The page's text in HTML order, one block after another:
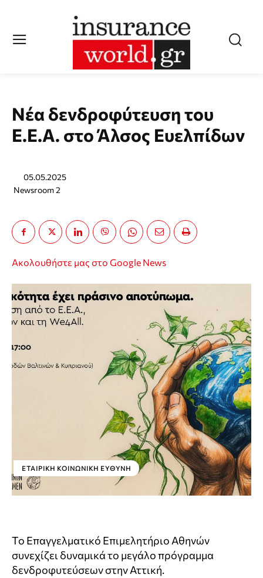
Νέα δενδροφύτευση του
Ε.Ε.Α. στο Άλσος Ευελπίδων
05.05.2025
Newsroom 2
Ακολουθήστε μας στο Google News
ΕΤΑΙΡΙΚΉ ΚΟΙΝΩΝΙΚΉ ΕΥΘΎΝΗ
Το Επαγγελματικό Επιμελητήριο Αθηνών
συνεχίζει δυναμικά το μεγάλο πρόγραμμα
δενδροφυτεύσεων στην Αττική.